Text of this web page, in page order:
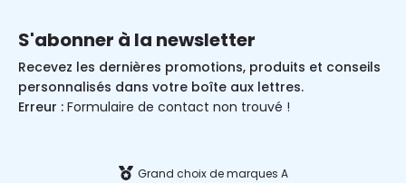
S'abonner à la newsletter
Recevez les dernières promotions, produits et conseils
personnalisés dans votre boîte aux lettres.
Erreur : Formulaire de contact non trouvé !
Grand choix de marques A